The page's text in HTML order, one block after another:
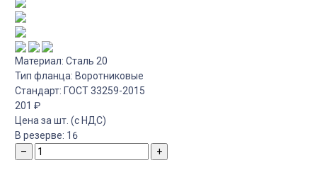
Материал: Сталь 20
Тип фланца: Воротниковые
Стандарт: ГОСТ 33259-2015
201 ₽
Цена за шт. (с НДС)
В резерве: 16
–
+